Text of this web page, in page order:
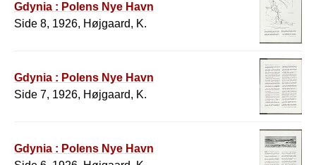
Gdynia : Polens Nye Havn
Side 8, 1926, Højgaard, K.
Gdynia : Polens Nye Havn
Side 7, 1926, Højgaard, K.
Gdynia : Polens Nye Havn